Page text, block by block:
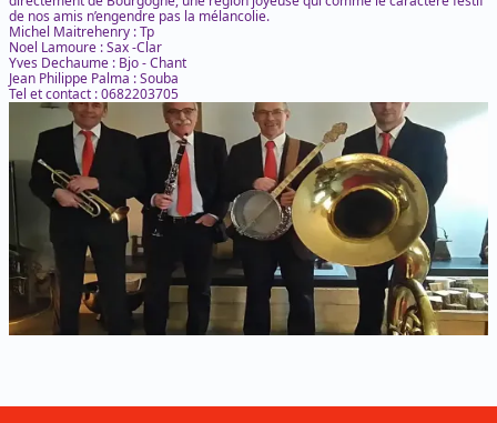
de nos amis n’engendre pas la mélancolie.
Michel Maitrehenry : Tp
Noel Lamoure : Sax -Clar
Yves Dechaume : Bjo - Chant
Jean Philippe Palma : Souba
Tel et contact : 0682203705